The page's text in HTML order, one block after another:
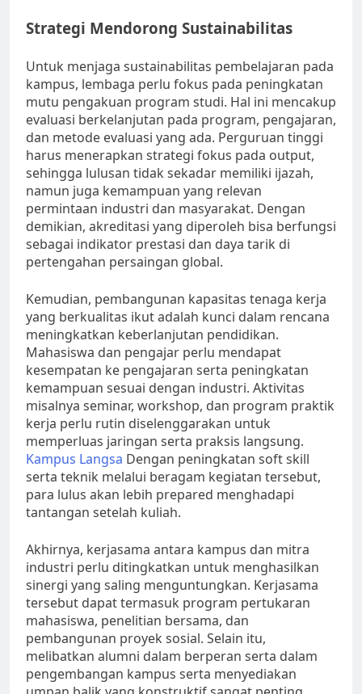
Strategi Mendorong Sustainabilitas
Untuk menjaga sustainabilitas pembelajaran pada
kampus, lembaga perlu fokus pada peningkatan
mutu pengakuan program studi. Hal ini mencakup
evaluasi berkelanjutan pada program, pengajaran,
dan metode evaluasi yang ada. Perguruan tinggi
harus menerapkan strategi fokus pada output,
sehingga lulusan tidak sekadar memiliki ijazah,
namun juga kemampuan yang relevan
permintaan industri dan masyarakat. Dengan
demikian, akreditasi yang diperoleh bisa berfungsi
sebagai indikator prestasi dan daya tarik di
pertengahan persaingan global.
Kemudian, pembangunan kapasitas tenaga kerja
yang berkualitas ikut adalah kunci dalam rencana
meningkatkan keberlanjutan pendidikan.
Mahasiswa dan pengajar perlu mendapat
kesempatan ke pengajaran serta peningkatan
kemampuan sesuai dengan industri. Aktivitas
misalnya seminar, workshop, dan program praktik
kerja perlu rutin diselenggarakan untuk
memperluas jaringan serta praksis langsung.
Kampus Langsa Dengan peningkatan soft skill
serta teknik melalui beragam kegiatan tersebut,
para lulus akan lebih prepared menghadapi
tantangan setelah kuliah.
Akhirnya, kerjasama antara kampus dan mitra
industri perlu ditingkatkan untuk menghasilkan
sinergi yang saling menguntungkan. Kerjasama
tersebut dapat termasuk program pertukaran
mahasiswa, penelitian bersama, dan
pembangunan proyek sosial. Selain itu,
melibatkan alumni dalam berperan serta dalam
pengembangan kampus serta menyediakan